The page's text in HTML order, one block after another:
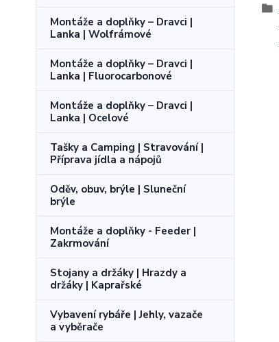
Montáže a doplňky – Dravci |
Lanka | Wolfrámové
Montáže a doplňky – Dravci |
Lanka | Fluorocarbonové
Montáže a doplňky – Dravci |
Lanka | Ocelové
Tašky a Camping | Stravování |
Příprava jídla a nápojů
Oděv, obuv, brýle | Sluneční
brýle
Montáže a doplňky - Feeder |
Zakrmování
Stojany a držáky | Hrazdy a
držáky | Kaprařské
Vybavení rybáře | Jehly, vazače
a vyběrače